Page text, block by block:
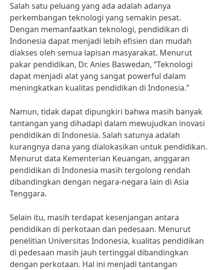
Salah satu peluang yang ada adalah adanya
perkembangan teknologi yang semakin pesat.
Dengan memanfaatkan teknologi, pendidikan di
Indonesia dapat menjadi lebih efisien dan mudah
diakses oleh semua lapisan masyarakat. Menurut
pakar pendidikan, Dr. Anies Baswedan, “Teknologi
dapat menjadi alat yang sangat powerful dalam
meningkatkan kualitas pendidikan di Indonesia.”
Namun, tidak dapat dipungkiri bahwa masih banyak
tantangan yang dihadapi dalam mewujudkan inovasi
pendidikan di Indonesia. Salah satunya adalah
kurangnya dana yang dialokasikan untuk pendidikan.
Menurut data Kementerian Keuangan, anggaran
pendidikan di Indonesia masih tergolong rendah
dibandingkan dengan negara-negara lain di Asia
Tenggara.
Selain itu, masih terdapat kesenjangan antara
pendidikan di perkotaan dan pedesaan. Menurut
penelitian Universitas Indonesia, kualitas pendidikan
di pedesaan masih jauh tertinggal dibandingkan
dengan perkotaan. Hal ini menjadi tantangan